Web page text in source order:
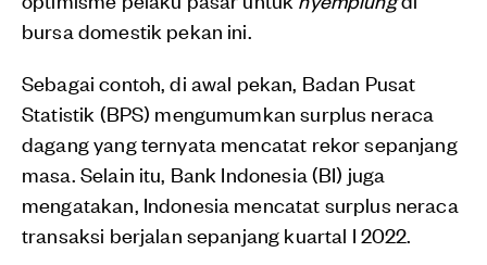
bursa domestik pekan ini.
Sebagai contoh, di awal pekan, Badan Pusat
Statistik (BPS) mengumumkan surplus neraca
dagang yang ternyata mencatat rekor sepanjang
masa. Selain itu, Bank Indonesia (BI) juga
mengatakan, Indonesia mencatat surplus neraca
transaksi berjalan sepanjang kuartal I 2022.